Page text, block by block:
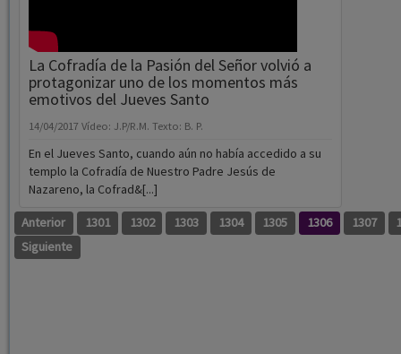
La Cofradía de la Pasión del Señor volvió a
protagonizar uno de los momentos más
emotivos del Jueves Santo
14/04/2017 Vídeo: J.P/R.M. Texto: B. P.
En el Jueves Santo, cuando aún no había accedido a su
templo la Cofradía de Nuestro Padre Jesús de
Nazareno, la Cofrad&[...]
Anterior 1301 1302 1303 1304 1305 1306 1307
Siguiente